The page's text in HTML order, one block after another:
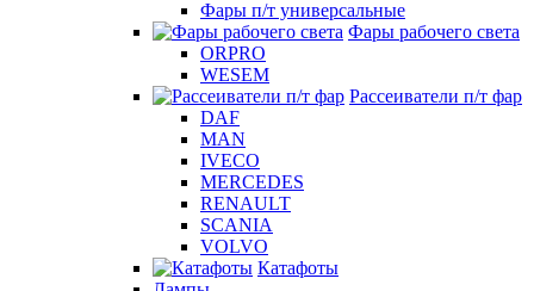
Фары п/т универсальные
Фары рабочего света
ORPRO
WESEM
Рассеиватели п/т фар
DAF
MAN
IVECO
MERCEDES
RENAULT
SCANIA
VOLVO
Катафоты